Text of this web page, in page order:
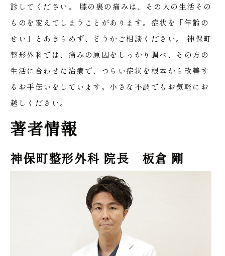
診してください。
膝の裏の痛みは、その人の生活その
ものを変えてしまうことがあります。症状を「年齢の
せい」とあきらめず、どうかご相談ください。
神保町
整形外科では、痛みの原因をしっかり調べ、その方の
生活に合わせた治療で、つらい症状を根本から改善す
るお手伝いをしています。小さな不調でもお気軽にお
越しください。
著者情報
神保町整形外科 院長 板倉 剛